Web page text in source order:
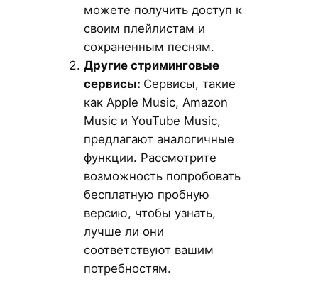
можете получить доступ к
своим плейлистам и
сохраненным песням.
Другие стриминговые
сервисы: Сервисы, такие
как Apple Music, Amazon
Music и YouTube Music,
предлагают аналогичные
функции. Рассмотрите
возможность попробовать
бесплатную пробную
версию, чтобы узнать,
лучше ли они
соответствуют вашим
потребностям.